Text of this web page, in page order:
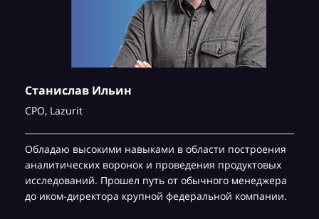
Станислав Ильин
CPO, Lazurit
Обладаю высокими навыками в области построения
аналитических воронок и проведения продуктовых
исследований. Прошел путь от обычного менеджера
до иком-директора крупной федеральной компании.